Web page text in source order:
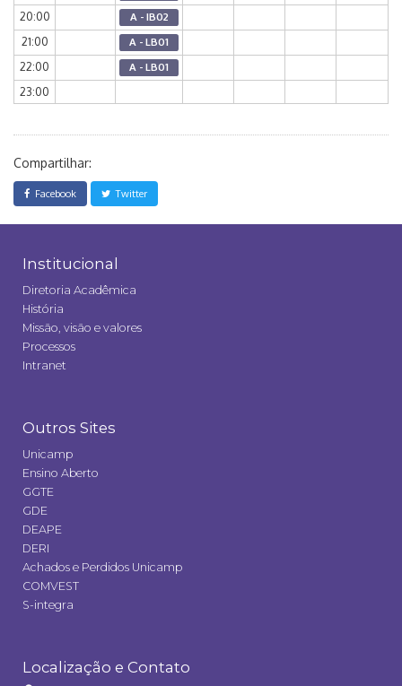
20:00 A - IB02
21:00 A - LB01
22:00 A - LB01
23:00
Compartilhar:
Facebook Twitter
Institucional
Diretoria Acadêmica
História
Missão, visão e valores
Processos
Intranet
Outros Sites
Unicamp
Ensino Aberto
GGTE
GDE
DEAPE
DERI
Achados e Perdidos Unicamp
COMVEST
S-integra
Localização e Contato